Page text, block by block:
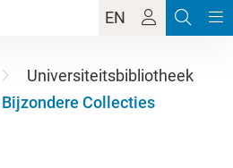
EN
Universiteitsbibliotheek
Collecties